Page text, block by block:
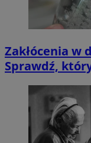
Zakłócenia w
Sprawdź,